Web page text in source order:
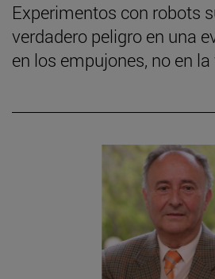
Experimentos con robots
verdadero peligro en una
en los empujones, no en